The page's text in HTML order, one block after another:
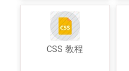
CSS 教程